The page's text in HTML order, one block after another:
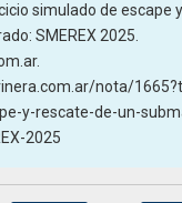
simulado de escape
SMEREX 2025.
nota/
y-rescate-de-un-
2025